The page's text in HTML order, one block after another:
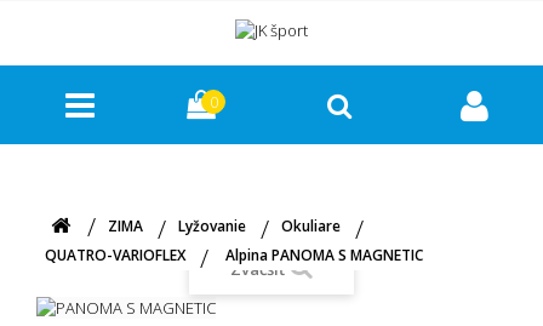
0
ZIMA Lyžovanie
Okuliare
QUATRO-VARIOFLEX
Alpina PANOMA S MAGNETIC
Zväčšiť